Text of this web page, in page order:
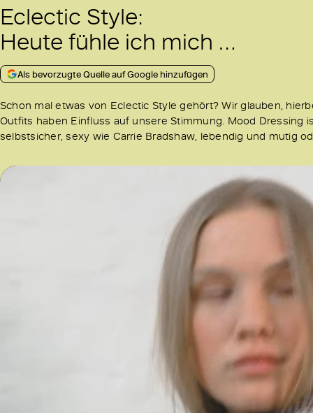
Eclectic Style:
Heute fühle ich mich …
Als bevorzugte Quelle auf Google hinzufügen
Schon mal etwas von Eclectic Style gehört? Wir glauben,
Outfits haben Einfluss auf unsere Stimmung. Mood Dressing
selbstsicher, sexy wie Carrie Bradshaw, lebendig und mutig